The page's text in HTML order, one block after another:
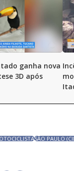
ganha nova
3D após
SÃO PAULO